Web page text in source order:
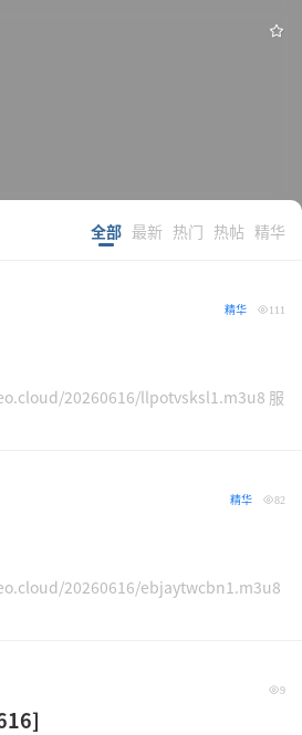
全部 最新 热门 热帖 精华
111
精华
20260616/llpotvsksl1.m3u8 服
82
精华
20260616/ebjaytwcbn1.m3u8
9